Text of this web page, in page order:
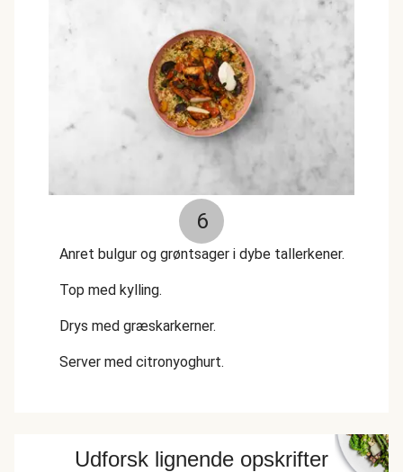
6
Anret bulgur og grøntsager i dybe tallerkener.
Top med kylling.
Drys med græskarkerner.
Server med citronyoghurt.
Udforsk lignende opskrifter